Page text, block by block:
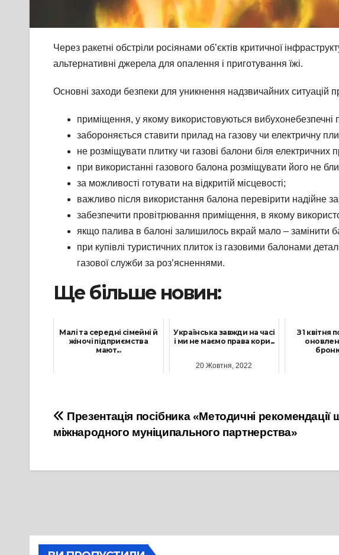
Через ракетні обстріли росіянами об’єктів критичної
альтернативні джерела для опалення і приготування їжі.
Основні заходи безпеки для уникнення надзвичайних ситуацій
приміщення, у якому використовуються
забороняється ставити прилад на газову чи електричну
не розміщувати плитку чи газові балони біля електричних
при використанні газового балона розміщувати його не
за можливості готувати на відкритій місцевості;
важливо після використання балона перевірити надійне
забезпечити провітрювання приміщення, в якому
якщо палива в балоні залишилось вкрай мало – замінити
при купівлі туристичних плиток із газовими балонами
газової служби за роз’ясненнями.
Ще більше новин:
Малі та середні сімейні й
жіночі підприємства
мают...
Українська завжди на часі
і ми не маємо права кори...
20 Жовтня, 2022
З 1 квітня
Навігація
записів
Презентація посібника «Методичні рекомендації
міжнародного муніципального партнерства»